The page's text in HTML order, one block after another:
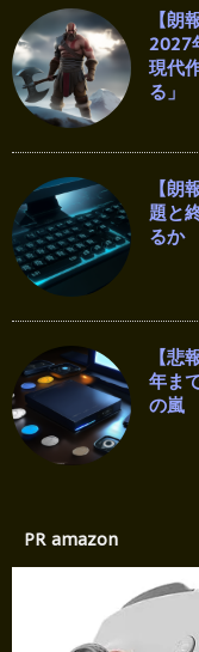
【
2027
現代
る」
【
題と
るか
【
年ま
の嵐
PR amazon